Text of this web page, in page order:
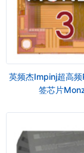
英频杰Impinj超高频
签芯片